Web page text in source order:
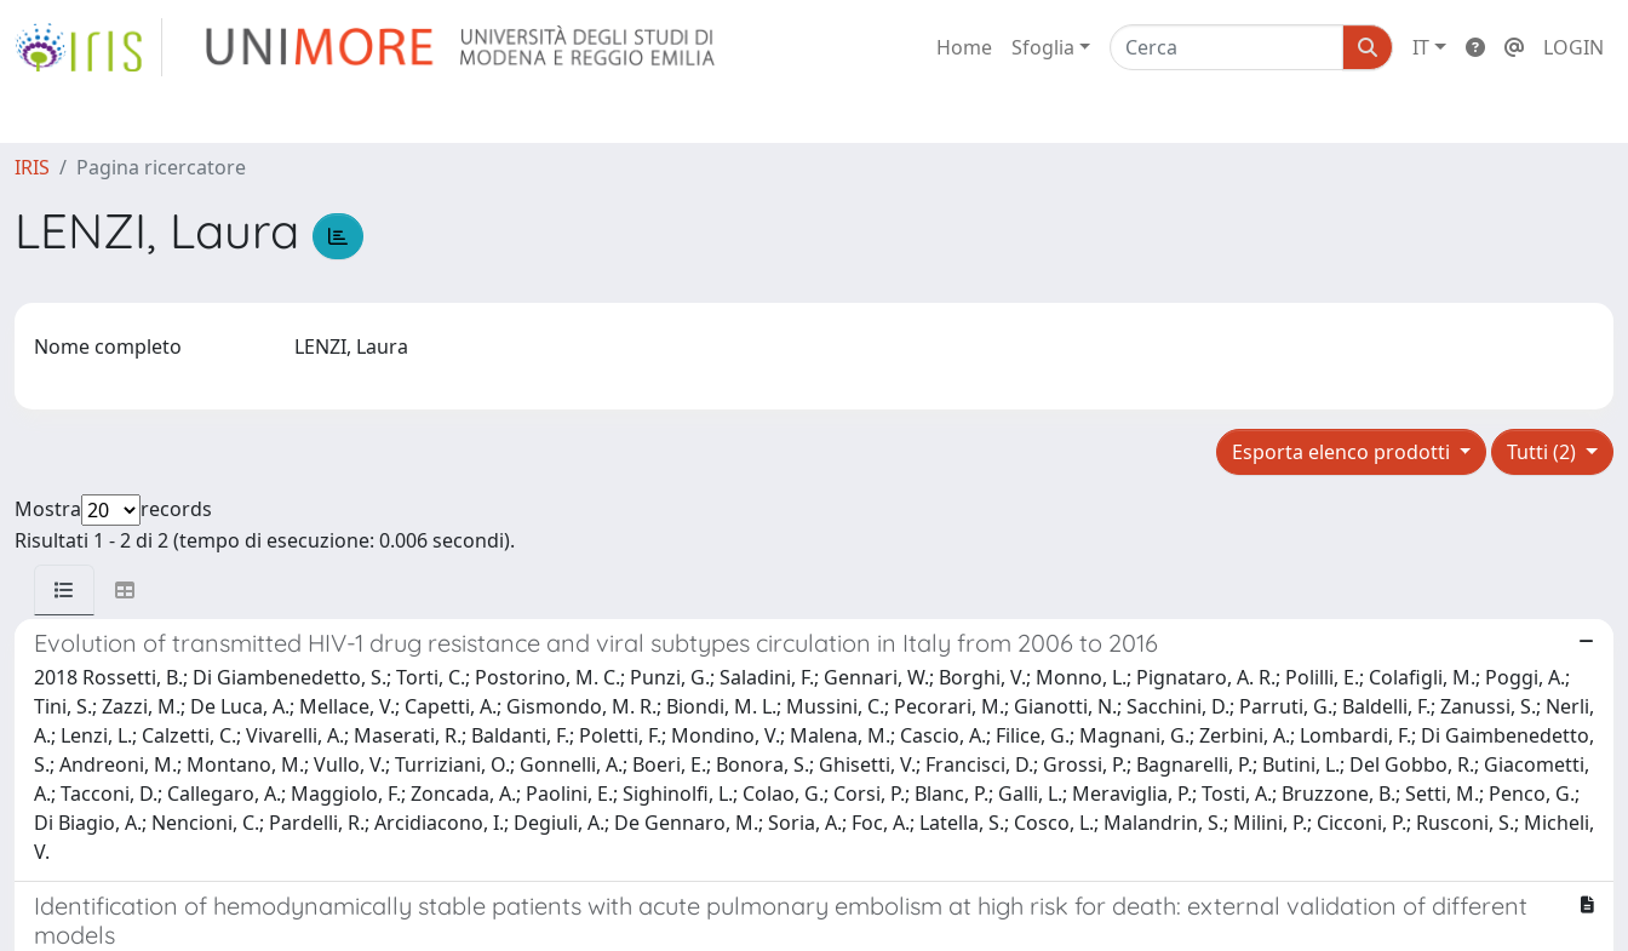
Home Sfoglia IT LOGIN
IRIS Pagina ricercatore
LENZI, Laura
Nome completo LENZI, Laura
Tutti (2)
Esporta elenco prodotti
Mostra
records
Risultati 1 - 2 di 2 (tempo di esecuzione: 0.006 secondi).
Evolution of transmitted HIV-1 drug resistance and viral subtypes circulation in Italy from 2006 to 2016
2018 Rossetti, B.; Di Giambenedetto, S.; Torti, C.; Postorino, M. C.; Punzi, G.; Saladini, F.; Gennari, W.; Borghi, V.; Monno, L.; Pignataro, A. R.; Polilli, E.; Colafigli, M.; Poggi, A.;
Tini, S.; Zazzi, M.; De Luca, A.; Mellace, V.; Capetti, A.; Gismondo, M. R.; Biondi, M. L.; Mussini, C.; Pecorari, M.; Gianotti, N.; Sacchini, D.; Parruti, G.; Baldelli, F.; Zanussi, S.; Nerli,
A.; Lenzi, L.; Calzetti, C.; Vivarelli, A.; Maserati, R.; Baldanti, F.; Poletti, F.; Mondino, V.; Malena, M.; Cascio, A.; Filice, G.; Magnani, G.; Zerbini, A.; Lombardi, F.; Di Gaimbenedetto,
S.; Andreoni, M.; Montano, M.; Vullo, V.; Turriziani, O.; Gonnelli, A.; Boeri, E.; Bonora, S.; Ghisetti, V.; Francisci, D.; Grossi, P.; Bagnarelli, P.; Butini, L.; Del Gobbo, R.; Giacometti,
A.; Tacconi, D.; Callegaro, A.; Maggiolo, F.; Zoncada, A.; Paolini, E.; Sighinolfi, L.; Colao, G.; Corsi, P.; Blanc, P.; Galli, L.; Meraviglia, P.; Tosti, A.; Bruzzone, B.; Setti, M.; Penco, G.;
Di Biagio, A.; Nencioni, C.; Pardelli, R.; Arcidiacono, I.; Degiuli, A.; De Gennaro, M.; Soria, A.; Foc, A.; Latella, S.; Cosco, L.; Malandrin, S.; Milini, P.; Cicconi, P.; Rusconi, S.; Micheli,
V.
Identification of hemodynamically stable patients with acute pulmonary embolism at high risk for death: external validation of different
models